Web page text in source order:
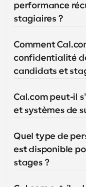
performance
stagiaires ?
Comment
confidentialité
candidats et
Cal.com peut-il
et systèmes de
Quel type de
est disponible
stages ?